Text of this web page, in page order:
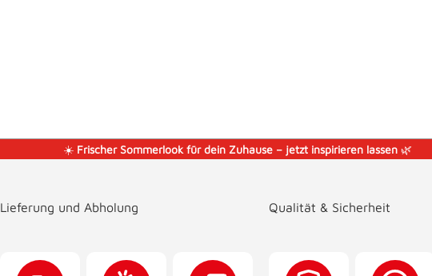
☀️ Frischer Sommerlook für dein Zuhause – jetzt inspirieren lassen 🌿
Lieferung und Abholung Qualität & Sicherheit